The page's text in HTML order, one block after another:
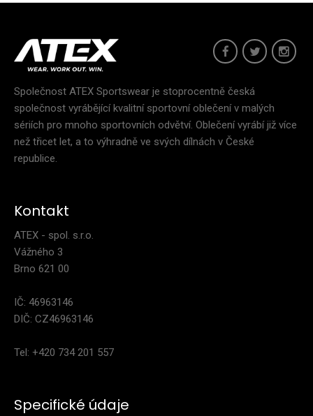
Lehká závodní jednovrstvá běžecká čepice REVOLT RED z
materiálu Roubaix. Po stranách perforace pro l..
Společnost ATEX Sportswear je stoprocentně česká
společnost vyrábějící kvalitní sportovní oblečení v malých
sériích pro mnoho sportovních odvětví. Oblečení vyrábí již více
než třicet let, a to výhradně ve svých dílnách v České
republice.
Kontakt
ATEX - spol. s.r.o.
Vážného 3
Brno 621 00
IČ: 46963146
DIČ: CZ46963146
Tel: +420 734 201 557
Specifické údaje